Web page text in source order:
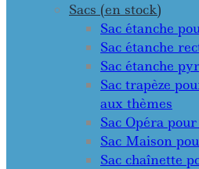
Sacs (en stock)
Sac étanche
Sac étanche
Sac étanche
Sac trapèze
aux thèmes
Sac Opéra
Sac Maison
Sac chaînette